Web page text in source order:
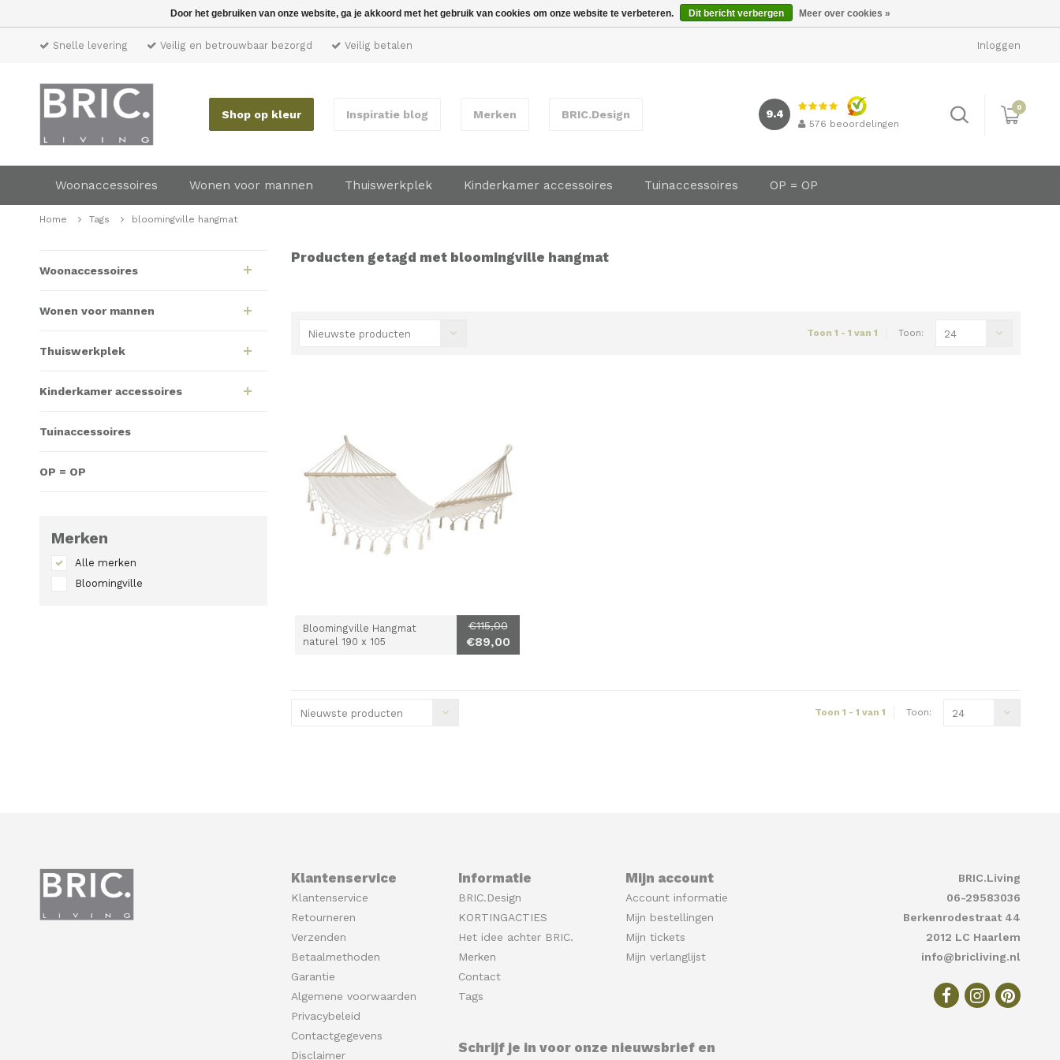
Snelle levering Veilig en betrouwbaar bezorgd Veilig betalen Inloggen
Shop op kleur Inspiratie blog Merken BRIC.Design 9.4
576 beoordelingen
0
Woonaccessoires Wonen voor mannen Thuiswerkplek Kinderkamer accessoires Tuinaccessoires OP = OP
Home Tags bloomingville hangmat
Woonaccessoires
Wonen voor mannen
Thuiswerkplek
Kinderkamer accessoires
Tuinaccessoires
OP = OP
Merken
Alle merken
Bloomingville
Producten getagd met bloomingville hangmat
Nieuwste producten Toon 1 - 1 van 1 Toon: 24
Bloomingville Hangmat
naturel 190 x 105
€115,00
€89,00
Nieuwste producten Toon 1 - 1 van 1 Toon: 24
Klantenservice
Klantenservice
Retourneren
Verzenden
Betaalmethoden
Garantie
Algemene voorwaarden
Privacybeleid
Contactgegevens
Disclaimer
Informatie
BRIC.Design
KORTINGACTIES
Het idee achter BRIC.
Merken
Contact
Tags
Mijn account
Account informatie
Mijn bestellingen
Mijn tickets
Mijn verlanglijst
Schrijf je in voor onze nieuwsbrief en
BRIC.Living
06-29583036
Berkenrodestraat 44
2012 LC Haarlem
info@bricliving.nl
Door het gebruiken van onze website, ga je akkoord met het gebruik van cookies om onze website te verbeteren. Dit bericht verbergen Meer over cookies »